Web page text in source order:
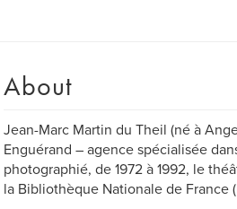
About
Jean-Marc Martin du Theil (né à
Enguérand – agence spécialisée
photographié, de 1972 à 1992, le
la Bibliothèque Nationale de France